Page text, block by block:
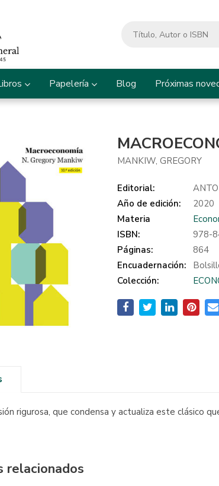
Papelería Blog Próximas
MANKIW, GREGORY
Editorial:
Año de edición:
2020
Materia
ISBN:
978-
Páginas:
864
Encuadernación:
Colección:
rigurosa, que condensa y actualiza este clásico
relacionados